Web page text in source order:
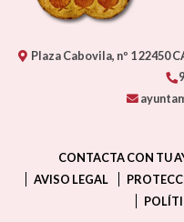
Plaza Cabovila, nº 122450
CONTACTA CON TU
AVISO LEGAL